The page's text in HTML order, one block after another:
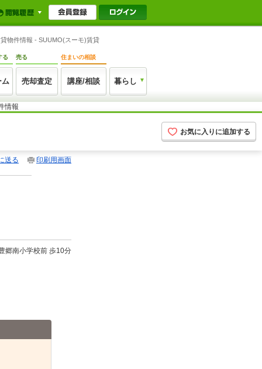
物件情報 - SUUMO(スーモ)賃貸
る
ム
売る
売却査定
住まいの相談
講座/相談 暮らし
情報
お気に入りに追加する
送る 印刷用画面
郷南小学校前 歩10分